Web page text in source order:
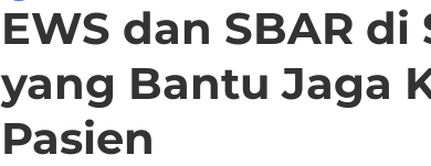
EWS dan SBAR di
yang Bantu Jaga
Pasien